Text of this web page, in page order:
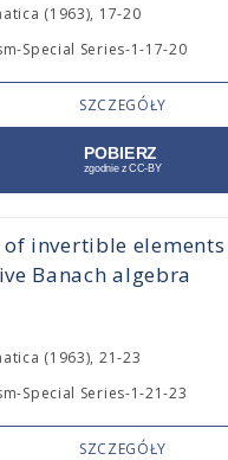
(1963), 17-20
Special Series-1-17-20
SZCZEGÓŁY
invertible elements
Banach algebra
(1963), 21-23
Special Series-1-21-23
SZCZEGÓŁY